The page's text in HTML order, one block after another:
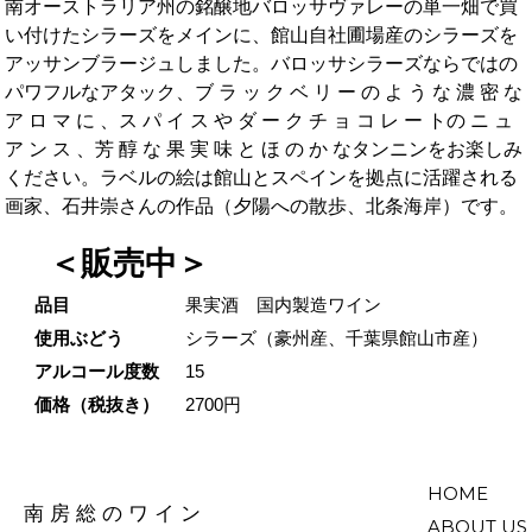
南オーストラリア州の銘醸地バロッサヴァレーの単一畑で買
い付けたシラーズをメインに、館山自社圃場産のシラーズを
アッサンブラージュしました。バロッサシラーズならではの
パワフルなアタック、ブ ラ ッ ク ベ リ ー の よ う な 濃 密 な
ア ロ マ に 、ス パ イ ス や ダ ー ク チ ョ コ レ ー トの ニ ュ
ア ン ス 、芳 醇 な 果 実 味 と ほ の か なタンニンをお楽しみ
ください。ラベルの絵は館山とスペインを拠点に活躍される
画家、石井崇さんの作品（夕陽への散歩、北条海岸）です。
販売中
品目
果実酒 国内製造ワイン
使用ぶどう
シラーズ（豪州産、千葉県館山市産）
アルコール度数
15
価格（税抜き）
2700円
南房総のワイン
HOME
ABOUT US